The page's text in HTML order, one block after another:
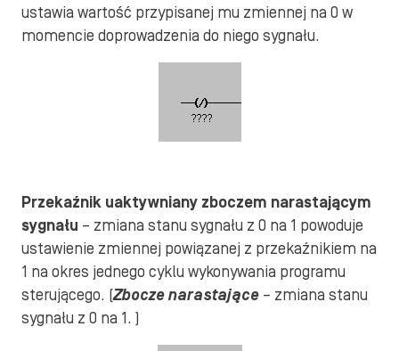
ustawia wartość przypisanej mu zmiennej na 0 w
momencie doprowadzenia do niego sygnału.
Przekaźnik uaktywniany zboczem narastającym
sygnału – zmiana stanu sygnału z 0 na 1 powoduje
ustawienie zmiennej powiązanej z przekaźnikiem na
1 na okres jednego cyklu wykonywania programu
sterującego. (Zbocze narastające – zmiana stanu
sygnału z 0 na 1. )